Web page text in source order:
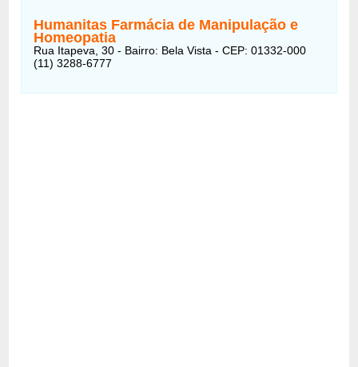
Humanitas Farmácia de Manipulação e
Homeopatia
Rua Itapeva, 30 - Bairro: Bela Vista - CEP: 01332-000
(11) 3288-6777